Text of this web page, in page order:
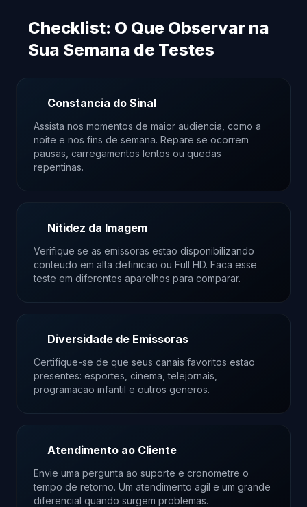
Checklist: O Que Observar na
Sua Semana de Testes
Constancia do Sinal
Assista nos momentos de maior audiencia, como a
noite e nos fins de semana. Repare se ocorrem
pausas, carregamentos lentos ou quedas
repentinas.
Nitidez da Imagem
Verifique se as emissoras estao disponibilizando
conteudo em alta definicao ou Full HD. Faca esse
teste em diferentes aparelhos para comparar.
Diversidade de Emissoras
Certifique-se de que seus canais favoritos estao
presentes: esportes, cinema, telejornais,
programacao infantil e outros generos.
Atendimento ao Cliente
Envie uma pergunta ao suporte e cronometre o
tempo de retorno. Um atendimento agil e um grande
diferencial quando surgem problemas.